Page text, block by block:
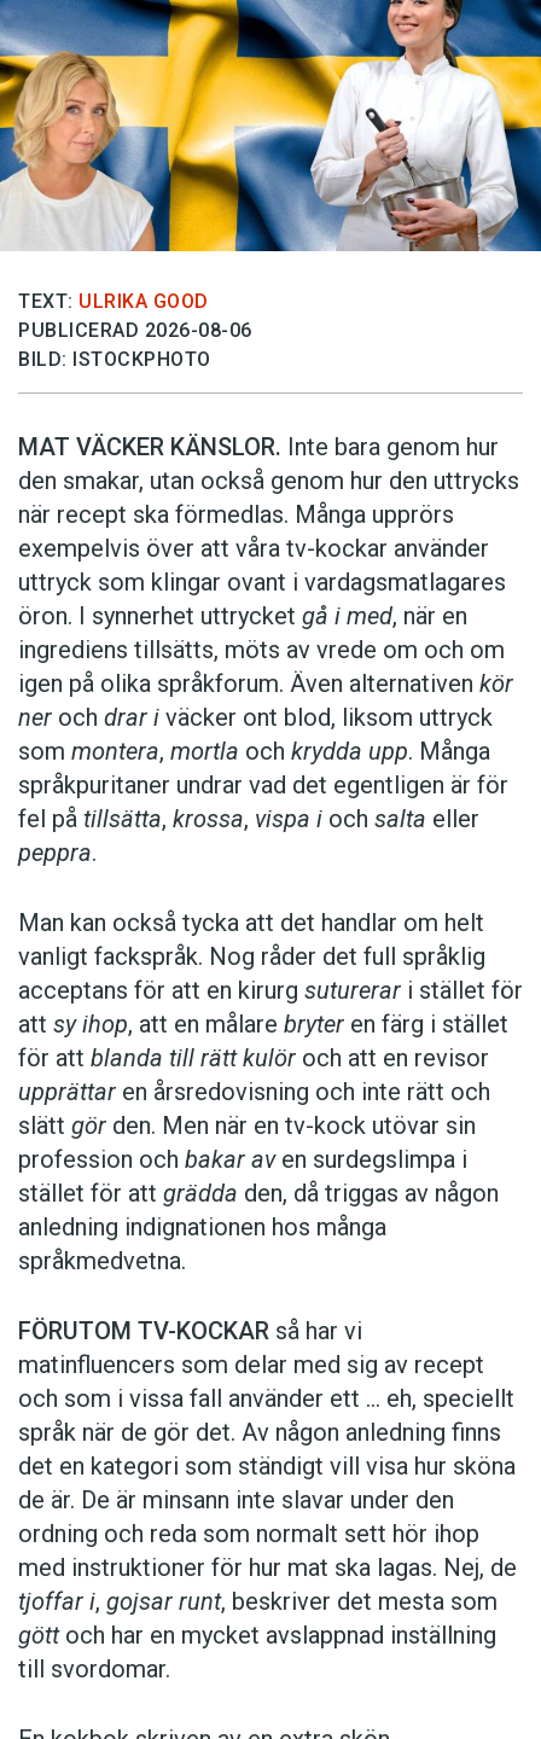
TEXT: ULRIKA GOOD
PUBLICERAD 2026-08-06
BILD: ISTOCKPHOTO
MAT VÄCKER KÄNSLOR. Inte bara genom hur
den smakar, utan också genom hur den uttrycks
när recept ska förmedlas. Många upprörs
exempelvis över att våra tv-kockar använder
uttryck som klingar ovant i vardagsmatlagares
öron. I synnerhet uttrycket gå i med, när en
ingrediens tillsätts, möts av vrede om och om
igen på olika språkforum. Även alternativen kör
ner och drar i väcker ont blod, liksom uttryck
som montera, mortla och krydda upp. Många
språkpuritaner undrar vad det egentligen är för
fel på tillsätta, krossa, vispa i och salta eller
peppra.
Man kan också tycka att det handlar om helt
vanligt fackspråk. Nog råder det full språklig
acceptans för att en kirurg suturerar i stället för
att sy ihop, att en målare bryter en färg i stället
för att blanda till rätt kulör och att en revisor
upprättar en årsredovisning och inte rätt och
slätt gör den. Men när en tv-kock utövar sin
profession och bakar aven surdegslimpa i
stället för att grädda den, då triggas av någon
anledning indignationen hos många
språkmedvetna.
FÖRUTOM TV-KOCKAR så har vi
matinfluencers som delar med sig av recept
och som i vissa fall ­använder ett … eh, speciellt
språk när de gör det. Av någon anledning finns
det en kategori som ständigt vill visa hur sköna
de är. De är minsann inte slavar under den
ordning och reda som normalt sett hör ihop
med instruktioner för hur mat ska lagas. Nej, de
tjoffar i, gojsar runt, beskriver det mesta som
göttoch har en mycket avslappnad inställning
till svordomar.